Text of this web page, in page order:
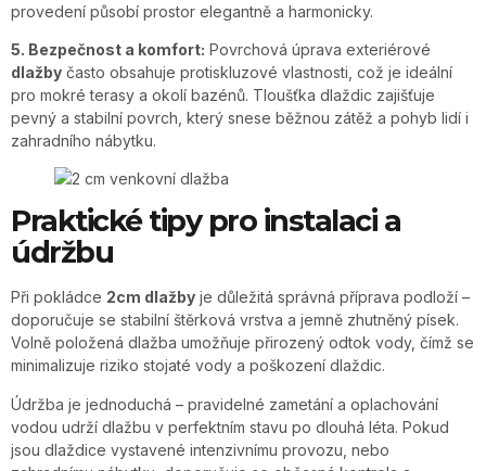
provedení působí prostor elegantně a harmonicky.
5. Bezpečnost a komfort: Povrchová úprava exteriérové
dlažby často obsahuje protiskluzové vlastnosti, což je ideální
pro mokré terasy a okolí bazénů. Tloušťka dlaždic zajišťuje
pevný a stabilní povrch, který snese běžnou zátěž a pohyb lidí i
zahradního nábytku.
Praktické tipy pro instalaci a
údržbu
Při pokládce 2cm dlažby je důležitá správná příprava podloží –
doporučuje se stabilní štěrková vrstva a jemně zhutněný písek.
Volně položená dlažba umožňuje přirozený odtok vody, čímž se
minimalizuje riziko stojaté vody a poškození dlaždic.
Údržba je jednoduchá – pravidelné zametání a oplachování
vodou udrží dlažbu v perfektním stavu po dlouhá léta. Pokud
jsou dlaždice vystavené intenzivnímu provozu, nebo